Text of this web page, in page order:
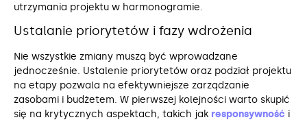
utrzymania projektu w harmonogramie.
Ustalanie priorytetów i fazy wdrożenia
Nie wszystkie zmiany muszą być wprowadzane
jednocześnie. Ustalenie priorytetów oraz podział projektu
na etapy pozwala na efektywniejsze zarządzanie
zasobami i budżetem. W pierwszej kolejności warto skupić
się na krytycznych aspektach, takich jak responsywność i